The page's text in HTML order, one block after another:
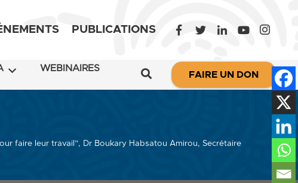
PUBLICATIONS
WEBINAIRES
FAIRE UN DON
faire leur travail”, Dr Boukary Habsatou Amirou, Secrétaire